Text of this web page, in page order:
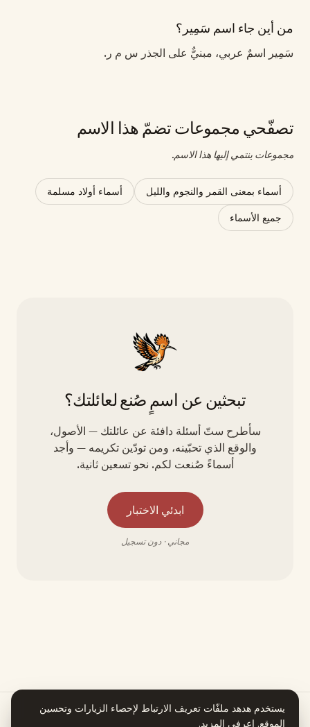
من أين جاء اسم سَمِير؟
سَمِير اسمٌ عربي، مبنيٌّ على الجذر س م ر.
تصفّحي مجموعات تضمّ هذا الاسم
مجموعات ينتمي إليها هذا الاسم.
أسماء بمعنى القمر والنجوم والليل أسماء أولاد مسلمة
جميع الأسماء
تبحثين عن اسمٍ صُنع لعائلتك؟
سأطرح ستّ أسئلة دافئة عن عائلتك — الأصول،
والوقع الذي تحبّينه، ومن تودّين تكريمه — وأجد
أسماءً صُنعت لكم. نحو تسعين ثانية.
ابدئي الاختبار
مجاني · دون تسجيل
يستخدم هدهد ملفّات تعريف الارتباط لإحصاء الزيارات وتحسين
الموقع. اعرفي المزيد.